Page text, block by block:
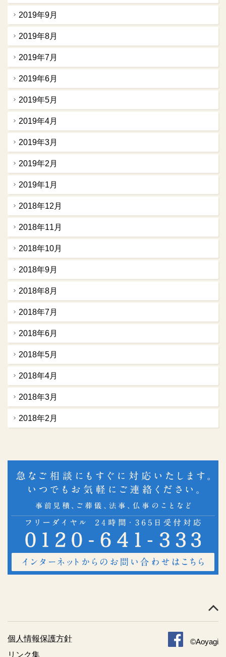
2019年9月
2019年8月
2019年7月
2019年6月
2019年5月
2019年4月
2019年3月
2019年2月
2019年1月
2018年12月
2018年11月
2018年10月
2018年9月
2018年8月
2018年7月
2018年6月
2018年5月
2018年4月
2018年3月
2018年2月
個人情報保護方針
リンク集
©Aoyagi